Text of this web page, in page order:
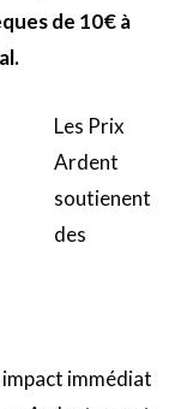
de 10€ à
Les Prix
Ardent
soutienent
des
immédiat